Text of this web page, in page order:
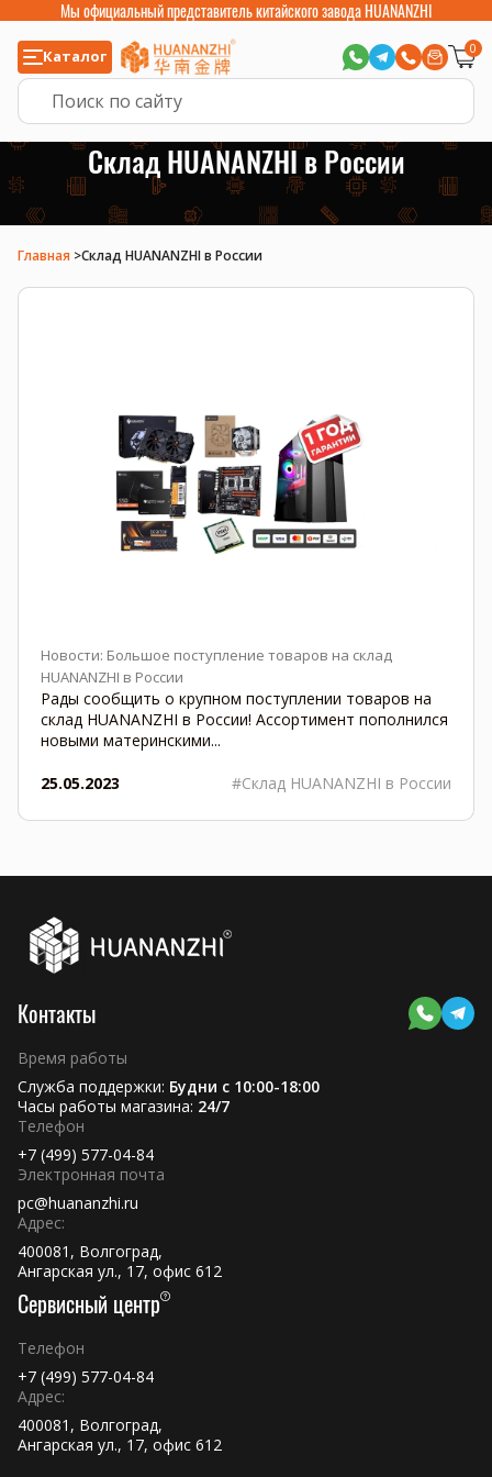
Мы официальный представитель китайского завода HUANANZHI
Каталог 0
Склад HUANANZHI в России
Главная >Склад HUANANZHI в России
Новости: Большое поступление товаров на склад
HUANANZHI в России
Рады сообщить о крупном поступлении товаров на
склад HUANANZHI в России! Ассортимент пополнился
новыми материнскими...
25.05.2023 #Склад HUANANZHI в России
Контакты
Время работы
Служба поддержки: Будни с 10:00-18:00
Часы работы магазина: 24/7
Телефон
+7 (499) 577-04-84
Электронная почта
pc@huananzhi.ru
Адрес:
400081, Волгоград,
Ангарская ул., 17, офис 612
Сервисный центр
Телефон
+7 (499) 577-04-84
Адрес:
400081, Волгоград,
Ангарская ул., 17, офис 612